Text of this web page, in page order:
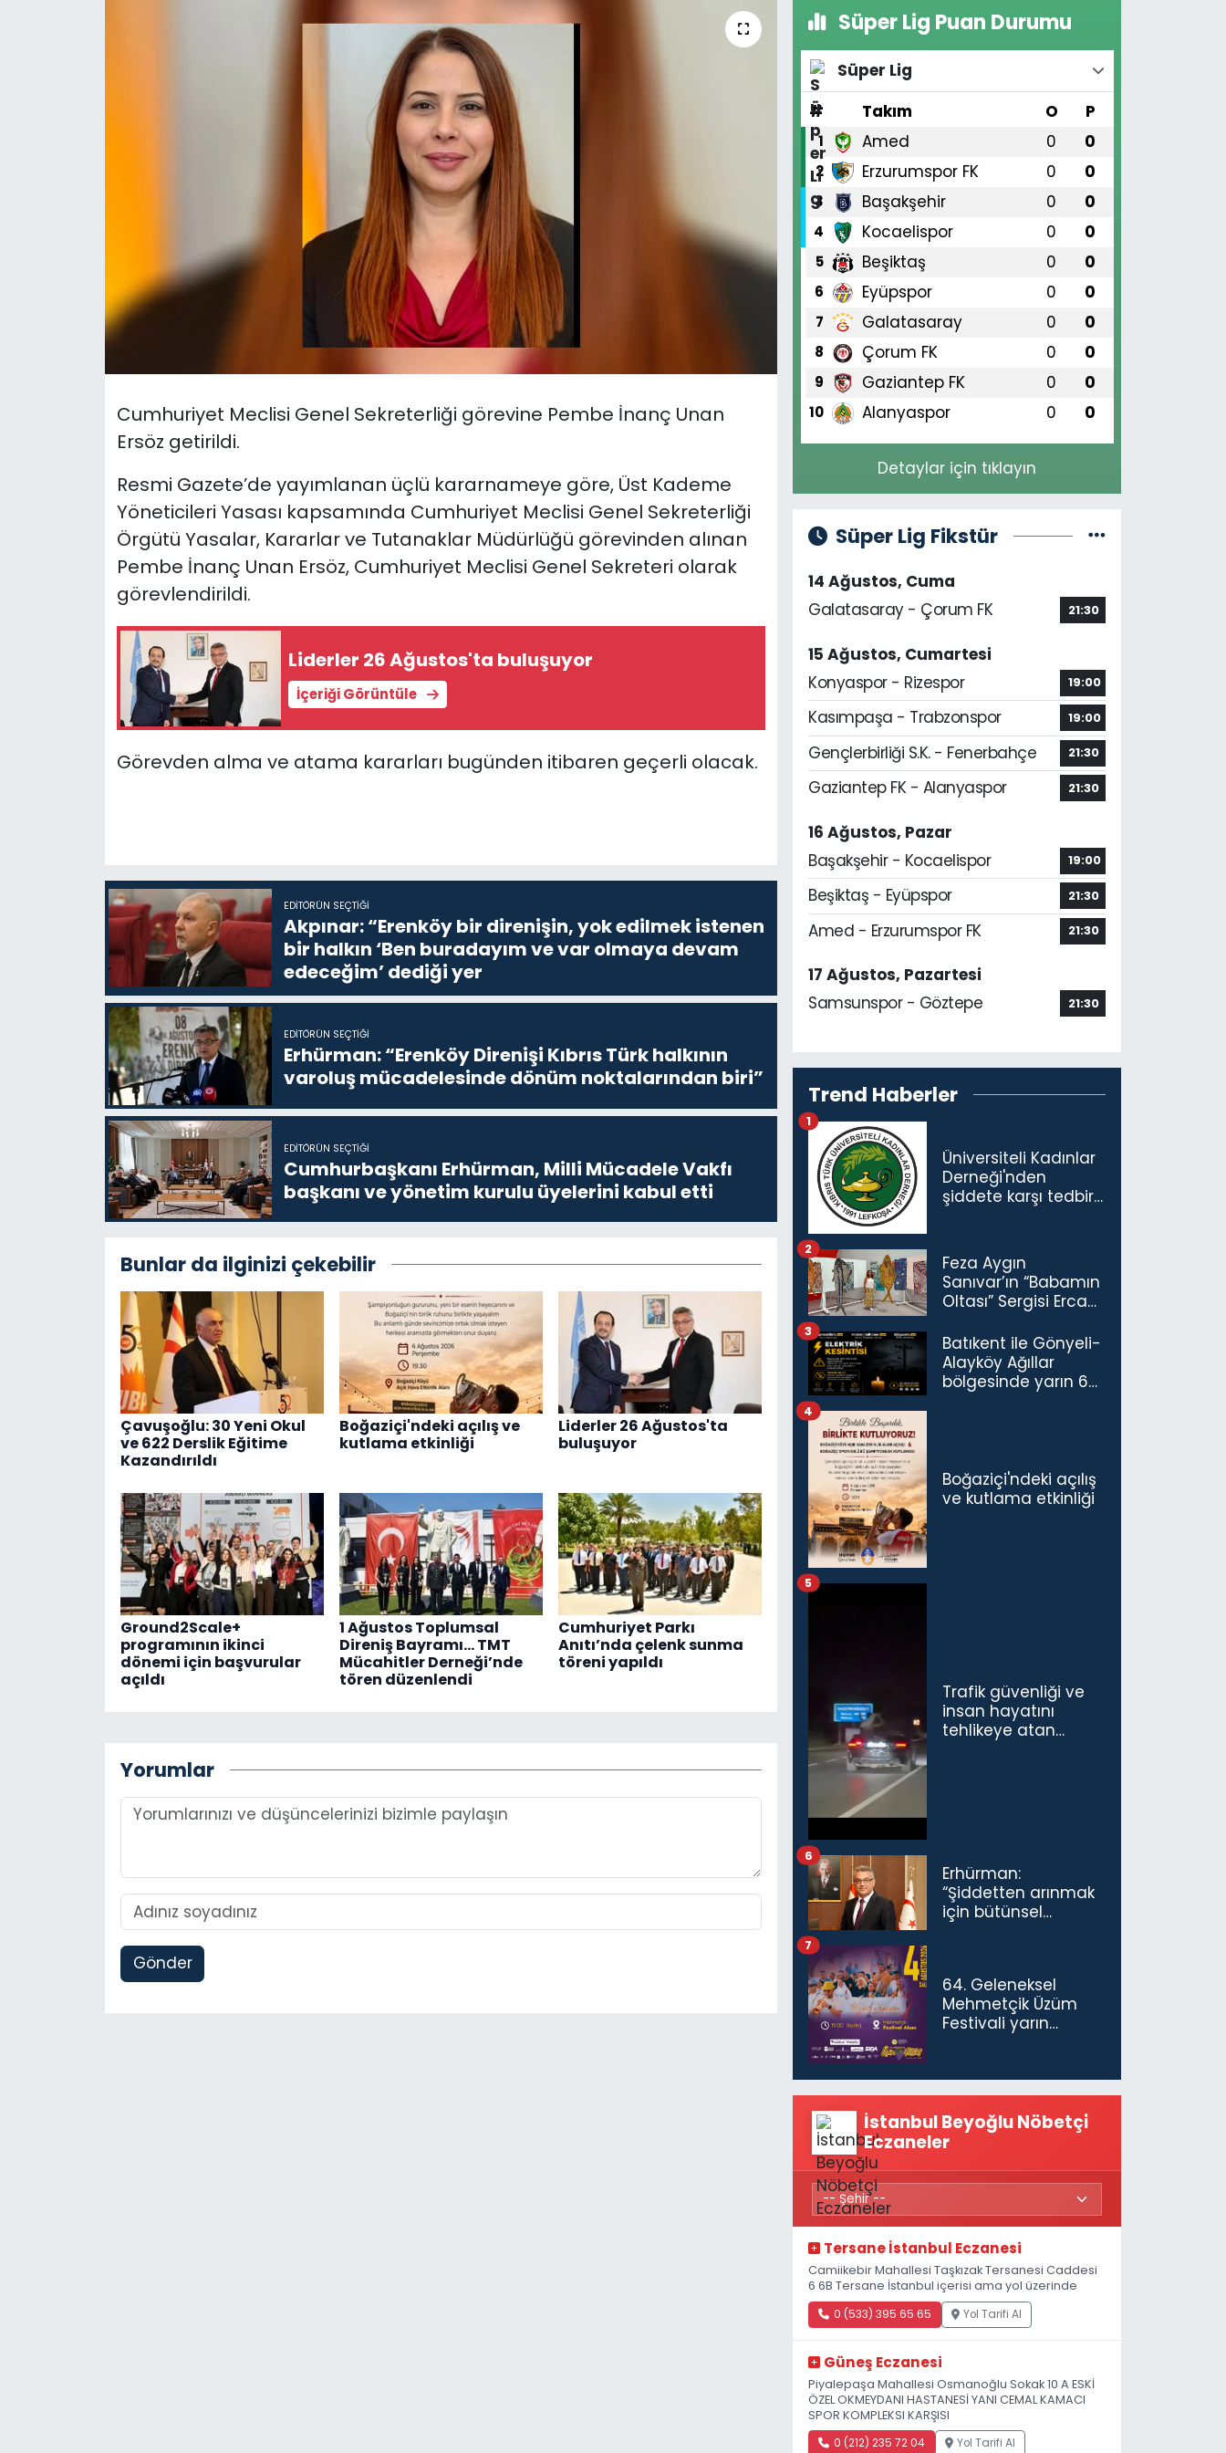
Cumhuriyet Meclisi Genel Sekreterliği görevine Pembe İnanç Unan
Ersöz getirildi.
Resmi Gazete’de yayımlanan üçlü kararnameye göre, Üst Kademe
Yöneticileri Yasası kapsamında Cumhuriyet Meclisi Genel Sekreterliği
Örgütü Yasalar, Kararlar ve Tutanaklar Müdürlüğü görevinden alınan
Pembe İnanç Unan Ersöz, Cumhuriyet Meclisi Genel Sekreteri olarak
görevlendirildi.
Liderler 26 Ağustos'ta buluşuyor
İçeriği Görüntüle
Görevden alma ve atama kararları bugünden itibaren geçerli olacak.
EDITÖRÜN SEÇTIĞI
Akpınar: “Erenköy bir direnişin, yok edilmek istenen
bir halkın ‘Ben buradayım ve var olmaya devam
edeceğim’ dediği yer
EDITÖRÜN SEÇTIĞI
Erhürman: “Erenköy Direnişi Kıbrıs Türk halkının
varoluş mücadelesinde dönüm noktalarından biri”
EDITÖRÜN SEÇTIĞI
Cumhurbaşkanı Erhürman, Milli Mücadele Vakfı
başkanı ve yönetim kurulu üyelerini kabul etti
Bunlar da ilginizi çekebilir
Çavuşoğlu: 30 Yeni Okul
ve 622 Derslik Eğitime
Kazandırıldı
Boğaziçi'ndeki açılış ve
kutlama etkinliği
Liderler 26 Ağustos'ta
buluşuyor
Ground2Scale+
programının ikinci
dönemi için başvurular
açıldı
1 Ağustos Toplumsal
Direniş Bayramı... TMT
Mücahitler Derneği’nde
tören düzenlendi
Cumhuriyet Parkı
Anıtı’nda çelenk sunma
töreni yapıldı
Yorumlar
Gönder
Süper Lig Puan Durumu
Süper Lig
#
Takım O P
1 Amed 0 0
2 Erzurumspor FK 0 0
3 Başakşehir 0 0
4 Kocaelispor 0 0
5 Beşiktaş 0 0
6 Eyüpspor 0 0
7 Galatasaray 0 0
8 Çorum FK 0 0
9 Gaziantep FK 0 0
10 Alanyaspor 0 0
Detaylar için tıklayın
Süper Lig Fikstür
14 Ağustos, Cuma
Galatasaray - Çorum FK
21:30
15 Ağustos, Cumartesi
Konyaspor - Rizespor
19:00
Kasımpaşa - Trabzonspor 19:00
Gençlerbirliği S.K. - Fenerbahçe 21:30
Gaziantep FK - Alanyaspor 21:30
16 Ağustos, Pazar
Başakşehir - Kocaelispor
19:00
Beşiktaş - Eyüpspor 21:30
Amed - Erzurumspor FK 21:30
17 Ağustos, Pazartesi
Samsunspor - Göztepe
21:30
Trend Haberler
Üniversiteli Kadınlar
Derneği'nden
şiddete karşı tedbir
1
Feza Aygın
Sanıvar’ın “Babamın
Oltası” Sergisi Ercan
Açıldı
2
Batıkent ile Gönyeli-
Alayköy Ağıllar
bölgesinde yarın 6
3
Boğaziçi'ndeki açılış
ve kutlama etkinliği
4
Trafik güvenliği ve
insan hayatını
tehlikeye atan
5
Erhürman:
“Şiddetten arınmak
için bütünsel
6
64. Geleneksel
Mehmetçik Üzüm
Festivali yarın
7
İstanbul Beyoğlu Nöbetçi
Eczaneler
Tersane İstanbul Eczanesi
Camiikebir Mahallesi Taşkızak Tersanesi Caddesi
6 6B Tersane İstanbul içerisi ama yol üzerinde
0 (533) 395 65 65 Yol Tarifi Al
Güneş Eczanesi
Piyalepaşa Mahallesi Osmanoğlu Sokak 10 A ESKİ
ÖZEL OKMEYDANI HASTANESİ YANI CEMAL KAMACI
SPOR KOMPLEKSI KARŞISI
0 (212) 235 72 04 Yol Tarifi Al
Nöbetçi Eczaneler
Teknoloji
Video Galeri
Yazarlar